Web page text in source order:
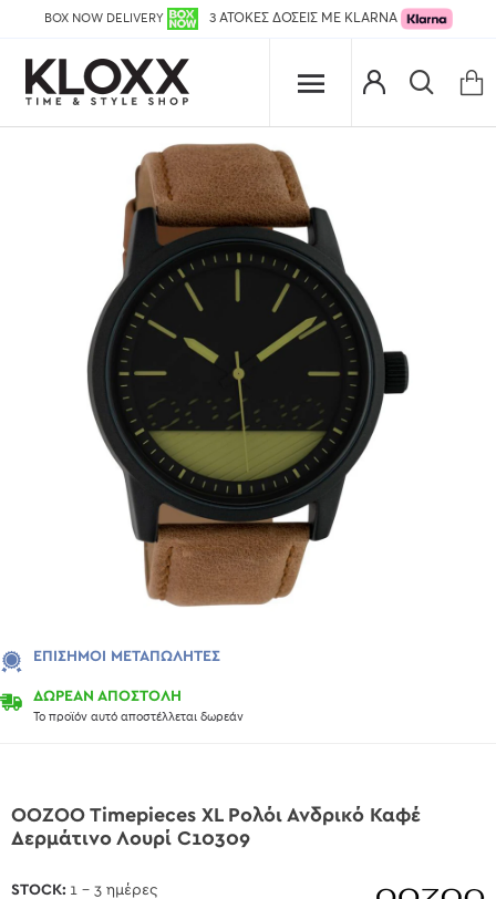
BOX NOW DELIVERY 3 ΑΤΟΚΕΣ ΔΟΣΕΙΣ ΜΕ KLARNA
ΔΩΡΕΑΝ ΑΠΟΣΤΟΛΗ
Το προϊόν αυτό αποστέλλεται δωρεάν
ΕΠΊΣΗΜΟΙ ΜΕΤΑΠΩΛΗΤΈΣ
OOZOO Timepieces XL Ρολόι Ανδρικό Καφέ
Δερμάτινο Λουρί C10309
STOCK: 1 - 3 ημέρες